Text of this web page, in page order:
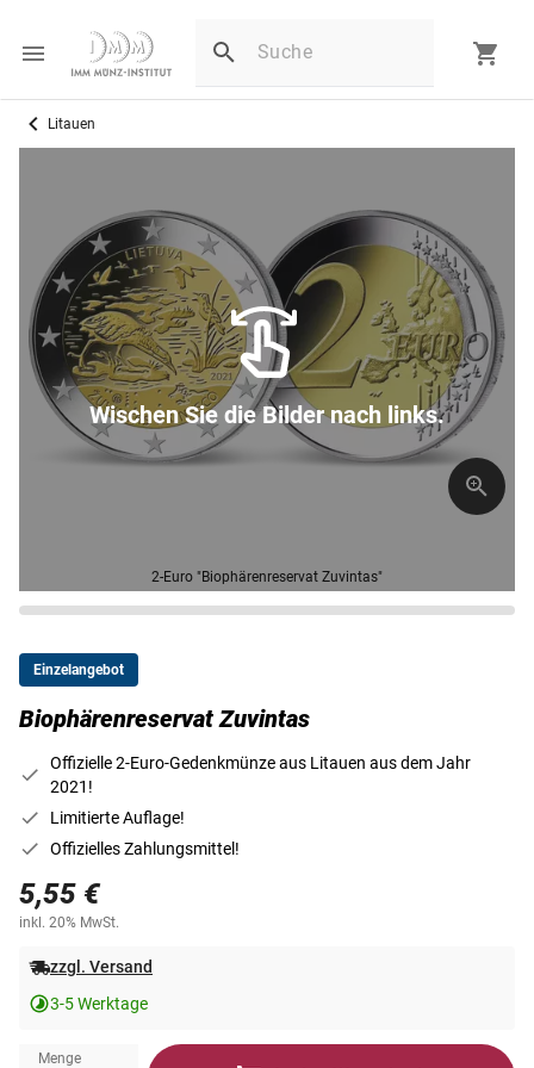
Litauen
2-Euro "Biophärenreservat Zuvintas"
Wischen Sie die Bilder nach links.
Einzelangebot
Biophärenreservat Zuvintas
Offizielle 2-Euro-Gedenkmünze aus Litauen aus dem Jahr
2021!
Limitierte Auflage!
Offizielles Zahlungsmittel!
5,55 €
inkl. 20% MwSt.
zzgl. Versand
3-5 Werktage
Menge